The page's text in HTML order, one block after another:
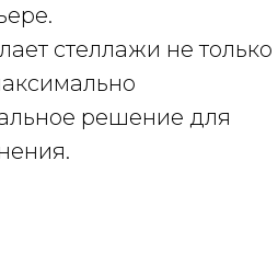
стеллажи не только
решение для